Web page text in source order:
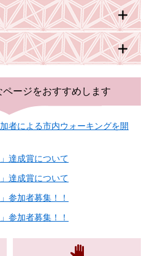
ページをおすすめします
者による市内ウォーキングを開
達成賞について
達成賞について
参加者募集！！
参加者募集！！